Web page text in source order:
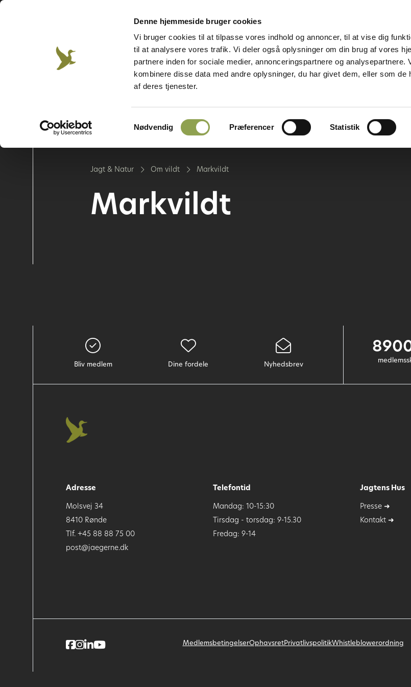
Denne hjemmeside bruger cookies
Vi bruger cookies til at tilpasse vores indhold og annoncer, til at vise dig
til at analysere vores trafik. Vi deler også oplysninger om din brug af vores
partnere inden for sociale medier, annonceringspartnere og analysepartnere.
kombinere disse data med andre oplysninger, du har givet dem, eller som de
af deres tjenester.
Nødvendig Præferencer Statistik
skydning
Om jagt Om vildt Dit bidrag til jagten
Jagt & Natur Om vildt Markvildt
Markvildt
Bliv medlem Dine fordele Nyhedsbrev
Adresse
Molsvej 34
8410 Rønde
Tlf. +45 88 88 75 00
post@jaegerne.dk
Telefontid
Mandag: 10-15:30
Tirsdag - torsdag: 9-15.30
Fredag: 9-14
Jagtens Hus
Presse ➜
Kontakt ➜
MedlemsbetingelserOphavsretPrivatlivspolitikWhistleblowerordning